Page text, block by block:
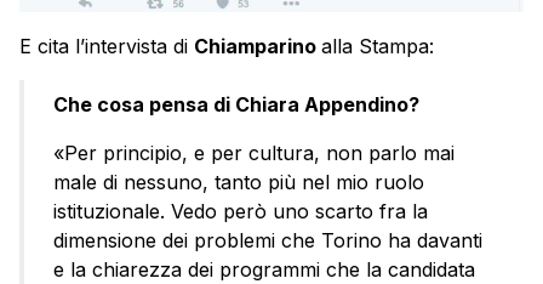
E cita l’intervista di Chiamparino alla Stampa:
Che cosa pensa di Chiara Appendino?
«Per principio, e per cultura, non parlo mai
male di nessuno, tanto più nel mio ruolo
istituzionale. Vedo però uno scarto fra la
dimensione dei problemi che Torino ha davanti
e la chiarezza dei programmi che la candidata